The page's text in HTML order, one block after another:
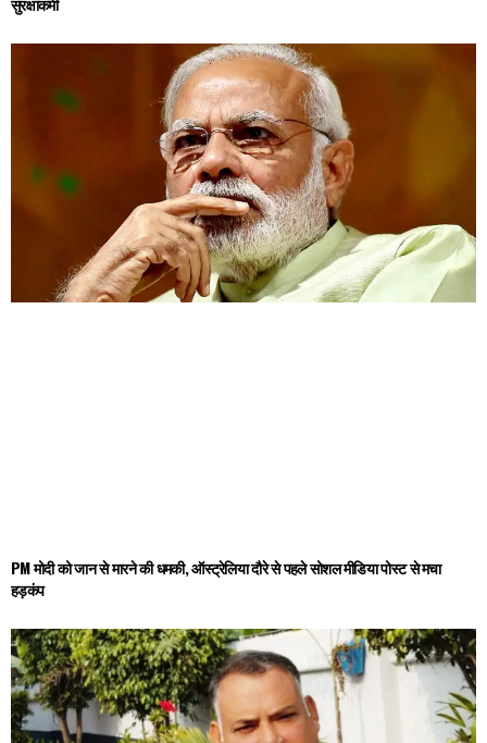
PM मोदी को जान से मारने की धमकी, ऑस्ट्रेलिया दौरे से पहले सोशल मीडिया पोस्ट से मचा
हड़कंप